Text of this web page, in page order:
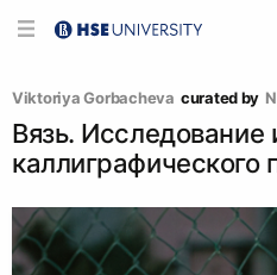
Viktoriya Gorbacheva curated by
Вязь. Исследование
каллиграфического